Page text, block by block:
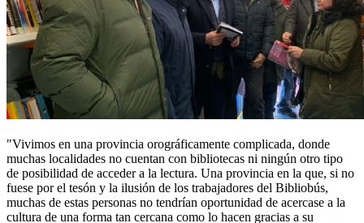
"Vivimos en una provincia orográficamente complicada, donde
muchas localidades no cuentan con bibliotecas ni ningún otro tipo
de posibilidad de acceder a la lectura. Una provincia en la que, si no
fuese por el tesón y la ilusión de los trabajadores del Bibliobús,
muchas de estas personas no tendrían oportunidad de acercase a la
cultura de una forma tan cercana como lo hacen gracias a su